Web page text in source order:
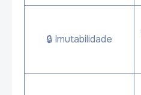
🔒 Imutabilidade